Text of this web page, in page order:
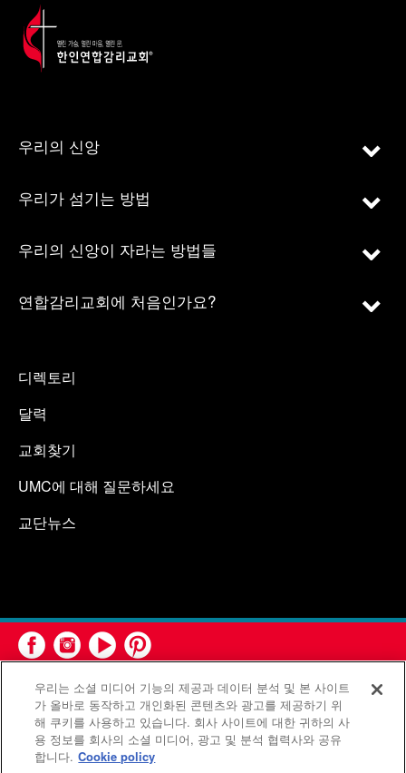
우리의 신앙
우리가 섬기는 방법
우리의 신앙이 자라는 방법들
연합감리교회에 처음인가요?
디렉토리
달력
교회찾기
UMC에 대해 질문하세요
교단뉴스
연합감리교회 공보부(United Methodist Communications)는 연
합감리교회의 기관입니다.
우리는 소셜 미디어 기능의 제공과 데이터 분석 및 본 사이트
가 올바로 동작하고 개인화된 콘텐츠와 광고를 제공하기 위
해 쿠키를 사용하고 있습니다. 회사 사이트에 대한 귀하의 사
용 정보를 회사의 소셜 미디어, 광고 및 분석 협력사와 공유
합니다. Cookie policy